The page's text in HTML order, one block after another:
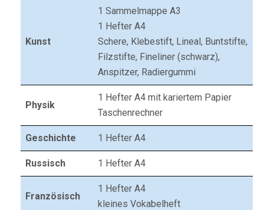
Kunst
1 Sammelmappe A3
1 Hefter A4
Schere, Klebestift, Lineal, Buntstifte,
Filzstifte, Fineliner (schwarz),
Anspitzer, Radiergummi
Physik
1 Hefter A4 mit kariertem Papier
Taschenrechner
Geschichte 1 Hefter A4
Russisch 1 Hefter A4
Französisch
1 Hefter A4
kleines Vokabelheft